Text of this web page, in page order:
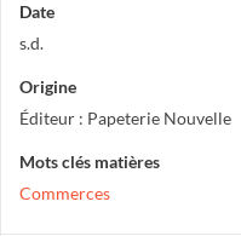
Date
s.d.
Origine
Éditeur : Papeterie Nouvelle
Mots clés matières
Commerces